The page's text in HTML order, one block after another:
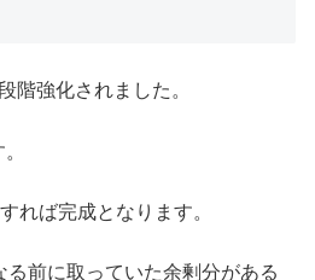
階強化されました。
れば完成となります。
前に取っていた余剰分がある